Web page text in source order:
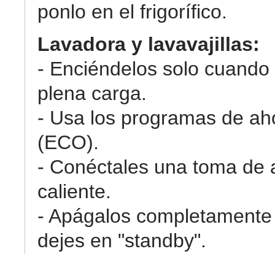
ponlo en el frigorífico.
Lavadora y lavavajillas:
- Enciéndelos solo
plena carga.
- Usa los programas de
(ECO).
- Conéctales una toma de
caliente.
- Apágalos
dejes en "standby".